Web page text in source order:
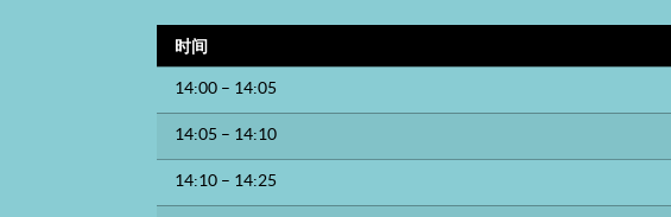
时间
14:00 – 14:05
14:05 – 14:10
14:10 – 14:25